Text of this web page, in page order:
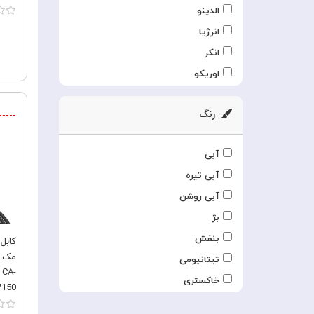
الدینو
انرژیا
انکر
اوریکو
باوین
بلکین
بلوئو
بیسوس
پاورولوژی
پرودو
جویروم
چویتک
دویا
رنگ
آبی
آبی تیره
آبی روشن
بژ
بنفش
تیتانیومی
خاکستری